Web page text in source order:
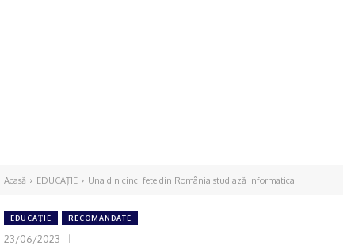
Acasă EDUCAŢIE Una din cinci fete din România studiază informatica
EDUCAŢIE RECOMANDATE
23/06/2023